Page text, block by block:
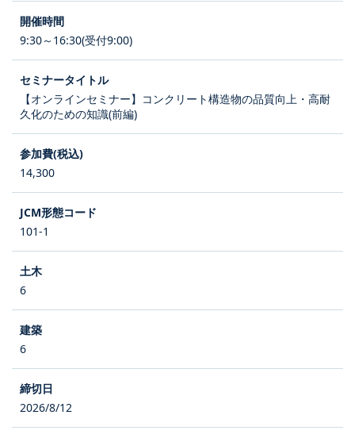
9:30～16:30(受付9:00)
【オンラインセミナー】コンクリート構造物の品質向上・高耐
久化のための知識(前編)
14,300
101-1
6
6
2026/8/12